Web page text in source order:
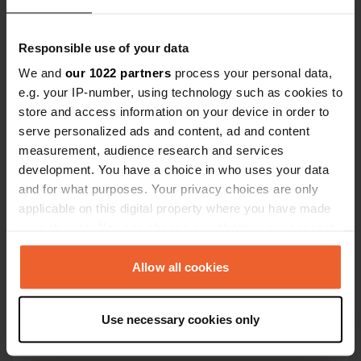
Responsible use of your data
We and our 1022 partners process your personal data,
e.g. your IP-number, using technology such as cookies to
store and access information on your device in order to
serve personalized ads and content, ad and content
measurement, audience research and services
development. You have a choice in who uses your data
and for what purposes. Your privacy choices are only
applicable on this digital property where you have made
any time from the Cookie Declaration or by clicking on
the Privacy trigger icon.
Collect information about your geographical location
which can be accurate to within several meters
Allow all cookies
Use necessary cookies only
n'a besoin de rien de plus.
Contact
Emplacement
Stationsstraat
3665, As, Belgique
51.00589 5.60418
Copie
Code du site
56079